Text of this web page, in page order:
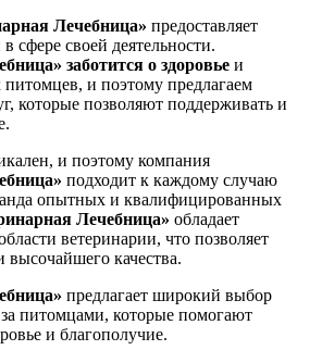
Лечебница» предоставляет
сфере своей деятельности.
заботится о здоровье и
и поэтому предлагаем
которые позволяют поддерживать и
и поэтому компания
подходит к каждому случаю
опытных и квалифицированных
Лечебница» обладает
ветеринарии, что позволяет
высочайшего качества.
предлагает широкий выбор
питомцами, которые помогают
и благополучие.